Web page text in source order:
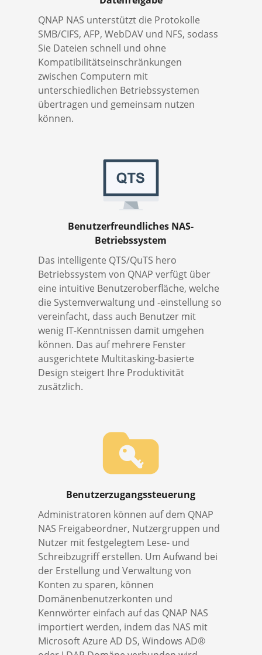
QNAP NAS unterstützt die Protokolle
SMB/CIFS, AFP, WebDAV und NFS, sodass
Sie Dateien schnell und ohne
Kompatibilitätseinschränkungen
zwischen Computern mit
unterschiedlichen Betriebssystemen
übertragen und gemeinsam nutzen
können.
Benutzerfreundliches NAS-
Betriebssystem
Das intelligente QTS/QuTS hero
Betriebssystem von QNAP verfügt über
eine intuitive Benutzeroberfläche, welche
die Systemverwaltung und -einstellung so
vereinfacht, dass auch Benutzer mit
wenig IT-Kenntnissen damit umgehen
können. Das auf mehrere Fenster
ausgerichtete Multitasking-basierte
Design steigert Ihre Produktivität
zusätzlich.
Benutzerzugangssteuerung
Administratoren können auf dem QNAP
NAS Freigabeordner, Nutzergruppen und
Nutzer mit festgelegtem Lese- und
Schreibzugriff erstellen. Um Aufwand bei
der Erstellung und Verwaltung von
Konten zu sparen, können
Domänenbenutzerkonten und
Kennwörter einfach auf das QNAP NAS
importiert werden, indem das NAS mit
Microsoft Azure AD DS, Windows AD®